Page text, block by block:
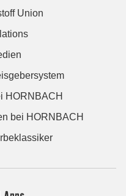
Union
HORNBACH
bei HORNBACH